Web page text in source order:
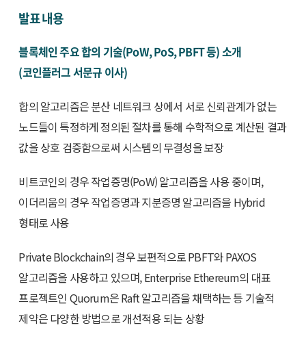
발표 내용
블록체인 주요 합의 기술(PoW, PoS, PBFT 등) 소개
(코인플러그 서문규 이사)
합의 알고리즘은 분산 네트워크 상에서 서로 신뢰관계가 없는
노드들이 특정하게 정의된 절차를 통해 수학적으로 계산된 결과
값을 상호 검증함으로써 시스템의 무결성을 보장
비트코인의 경우 작업증명(PoW) 알고리즘을 사용 중이며,
이더리움의 경우 작업증명과 지분증명 알고리즘을 Hybrid
형태로 사용
Private Blockchain의 경우 보편적으로 PBFT와 PAXOS
알고리즘을 사용하고 있으며, Enterprise Ethereum의 대표
프로젝트인 Quorum은 Raft 알고리즘을 채택하는 등 기술적
제약은 다양한 방법으로 개선적용 되는 상황